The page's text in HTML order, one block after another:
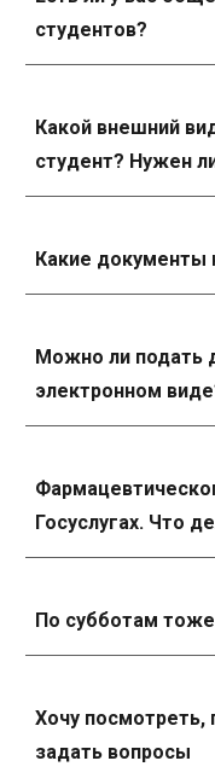
студентов?
Какой внешний
студент? Нужен
Какие документы
Можно ли подать
электронном
Госуслугах. Что
По субботам тоже
Хочу посмотреть,
задать вопросы